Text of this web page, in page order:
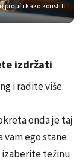
prouči kako koristiti
izdržati
i radite više
onda je taj
ego stane
težinu